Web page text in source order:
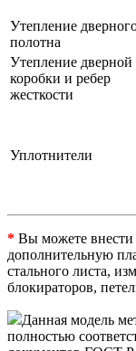
Утепление
полотна
Утепление дверной
коробки и ребер
жесткости
Уплотнители
* Вы можете
дополнительную
стального листа,
блокираторов,
Данная модель
полностью